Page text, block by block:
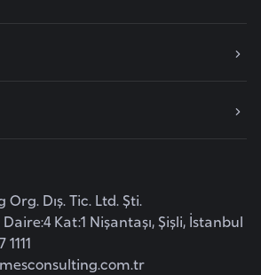
Dış. Tic. Ltd. Şti.
Kat:1 Nişantaşı, Şişli, İstanbul